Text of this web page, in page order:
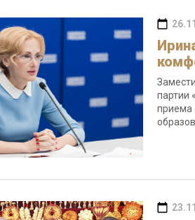
партии
приема